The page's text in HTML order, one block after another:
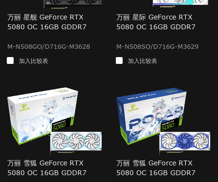
万丽 星舰 GeForce RTX
5080 OC 16GB GDDR7
M-N508GO/D716G-M3628
加入比较表
万丽 星际 GeForce RTX
5080 OC 16GB GDDR7
M-N508SO/D716G-M3629
加入比较表
万丽 雪狐 GeForce RTX
5080 OC 16GB GDDR7
万丽 雪狐 GeForce RTX
5080 OC 16GB GDDR7